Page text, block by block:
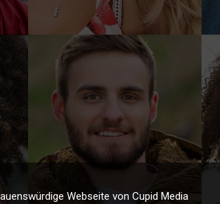
Webseite von Cupid Media